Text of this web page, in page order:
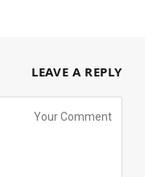
LEAVE A REPLY